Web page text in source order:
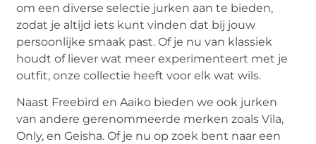
om een diverse selectie jurken aan te bieden,
zodat je altijd iets kunt vinden dat bij jouw
persoonlijke smaak past. Of je nu van klassiek
houdt of liever wat meer experimenteert met je
outfit, onze collectie heeft voor elk wat wils.
Naast Freebird en Aaiko bieden we ook jurken
van andere gerenommeerde merken zoals Vila,
Only, en Geisha. Of je nu op zoek bent naar een